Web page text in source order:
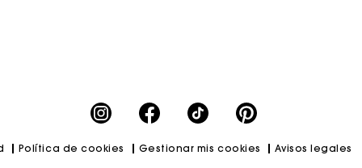
Política de cookies Gestionar mis cookies Avisos legales